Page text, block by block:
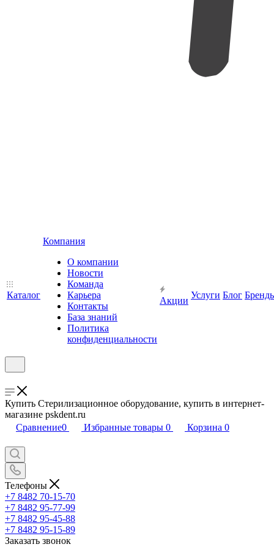
Каталог
Компания
О компании
Новости
Команда
Карьера
Контакты
База знаний
Политика
конфиденциальности
Акции
Услуги Блог
Купить Стерилизационное оборудование, купить в интернет-
магазине pskdent.ru
Сравнение0 Избранные товары 0 Корзина 0
Телефоны
+7 8482 70-15-70
+7 8482 95-77-99
+7 8482 95-45-88
+7 8482 95-15-89
Заказать звонок